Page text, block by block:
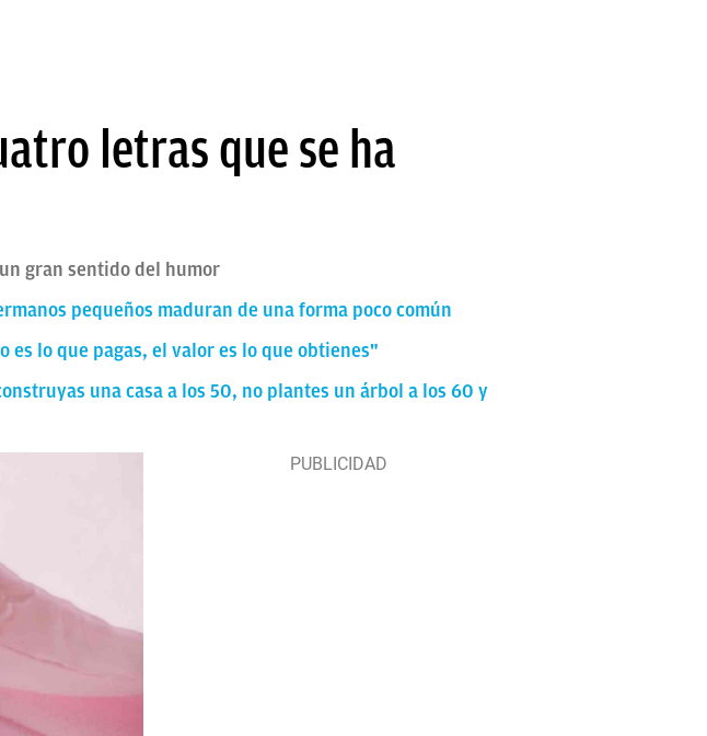
letras que se ha
gran sentido del humor
pequeños maduran de una forma poco común
lo que pagas, el valor es lo que obtienes"
una casa a los 50, no plantes un árbol a los 60 y